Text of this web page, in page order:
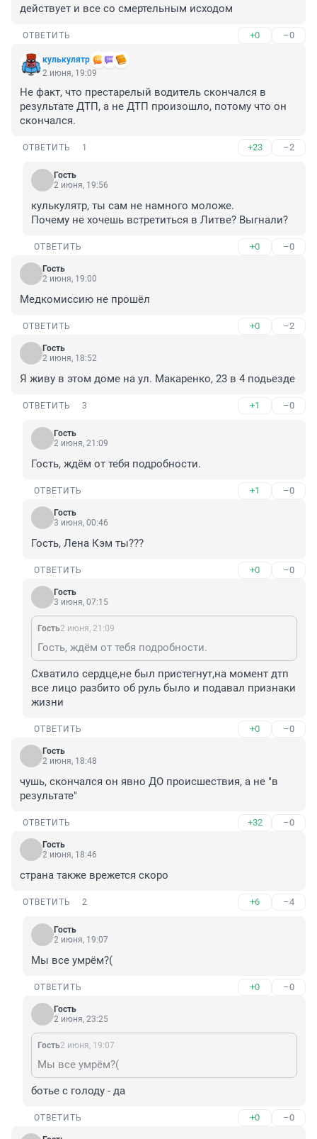
действует и все со смертельным исходом
ОТВЕТИТЬ +0 –0
кулькулятр
2 июня, 19:09
Не факт, что престарелый водитель скончался в
результате ДТП, а не ДТП произошло, потому что он
скончался.
ОТВЕТИТЬ 1 +23 –2
Гость
2 июня, 19:56
кулькулятр, ты сам не намного моложе.
Почему не хочешь встретиться в Литве? Выгнали?
ОТВЕТИТЬ +0 –0
Гость
2 июня, 19:00
Медкомиссию не прошёл
ОТВЕТИТЬ +0 –2
Гость
2 июня, 18:52
Я живу в этом доме на ул. Макаренко, 23 в 4 подьезде
ОТВЕТИТЬ 3 +1 –0
Гость
2 июня, 21:09
Гость, ждём от тебя подробности.
ОТВЕТИТЬ +1 –0
Гость
3 июня, 00:46
Гость, Лена Кэм ты???
ОТВЕТИТЬ +0 –0
Гость
3 июня, 07:15
Гость2 июня, 21:09
Гость, ждём от тебя подробности.
Схватило сердце,не был пристегнут,на момент дтп
все лицо разбито об руль было и подавал признаки
жизни
ОТВЕТИТЬ +0 –0
Гость
2 июня, 18:48
чушь, скончался он явно ДО происшествия, а не "в
результате"
ОТВЕТИТЬ +32 –0
Гость
2 июня, 18:46
страна также врежется скоро
ОТВЕТИТЬ 2 +6 –4
Гость
2 июня, 19:07
Мы все умрём?(
ОТВЕТИТЬ +0 –0
Гость
2 июня, 23:25
Гость2 июня, 19:07
Мы все умрём?(
ботье с голоду - да
ОТВЕТИТЬ +0 –0